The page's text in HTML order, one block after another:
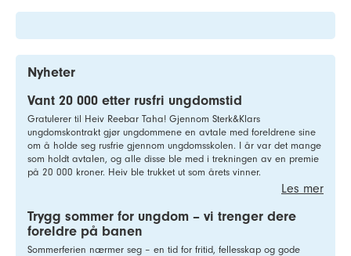
Nyheter
Vant 20 000 etter rusfri ungdomstid
Gratulerer til Heiv Reebar Taha! Gjennom Sterk&Klars
ungdomskontrakt gjør ungdommene en avtale med foreldrene sine
om å holde seg rusfrie gjennom ungdomsskolen. I år var det mange
som holdt avtalen, og alle disse ble med i trekningen av en premie
på 20 000 kroner. Heiv ble trukket ut som årets vinner.
Les mer
Trygg sommer for ungdom – vi trenger dere
foreldre på banen
Sommerferien nærmer seg – en tid for fritid, fellesskap og gode